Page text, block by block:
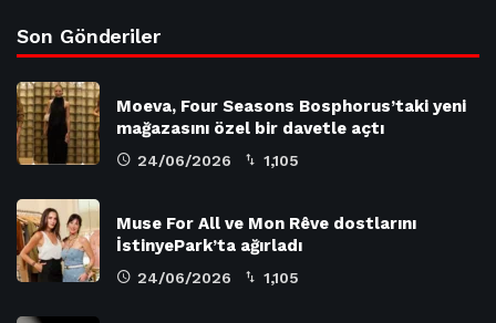
Son Gönderiler
Moeva, Four Seasons Bosphorus’taki yeni
mağazasını özel bir davetle açtı
24/06/2026 1,105
Muse For All ve Mon Rêve dostlarını
İstinyePark’ta ağırladı
24/06/2026 1,105